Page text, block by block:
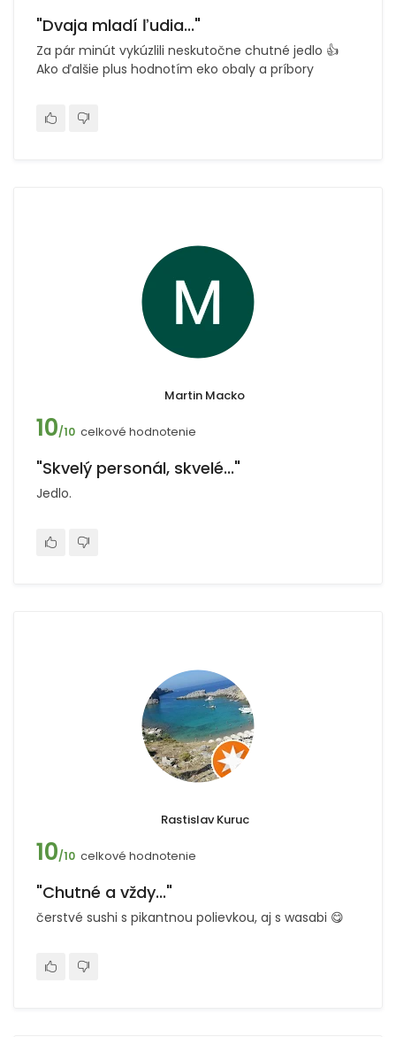
"Dvaja mladí ľudia..."
Za pár minút vykúzlili neskutočne chutné jedlo 👍
Ako ďalšie plus hodnotím eko obaly a príbory
Martin Macko
10/10 celkové hodnotenie
"Skvelý personál, skvelé..."
Jedlo.
Rastislav Kuruc
10/10 celkové hodnotenie
"Chutné a vždy..."
čerstvé sushi s pikantnou polievkou, aj s wasabi 😋